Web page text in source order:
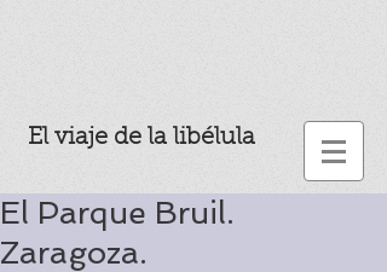
El viaje de la libélula
El Parque Bruil.
Zaragoza.